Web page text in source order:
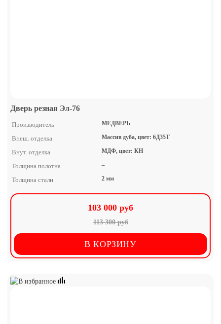
Дверь резная Эл-76
Производитель МЕДВЕРЬ
Внеш. отделка Массив дуба, цвет: 6Д35Т
Внут. отделка МДФ, цвет: КН
Толщина полотна –
Толщина стали 2 мм
103 000 руб
113 300 руб
В КОРЗИНУ